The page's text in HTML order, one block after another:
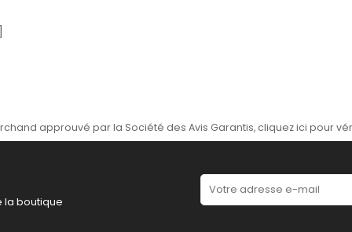
approuvé par la Société des Avis Garantis, cliquez ici pour
la boutique